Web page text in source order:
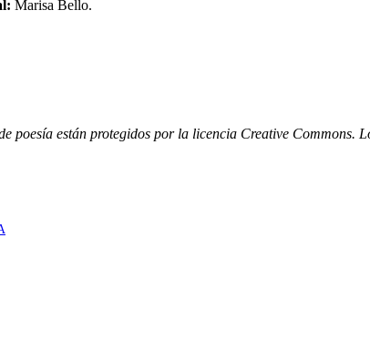
Marisa Bello.
poesía están protegidos por la licencia Creative Commons.